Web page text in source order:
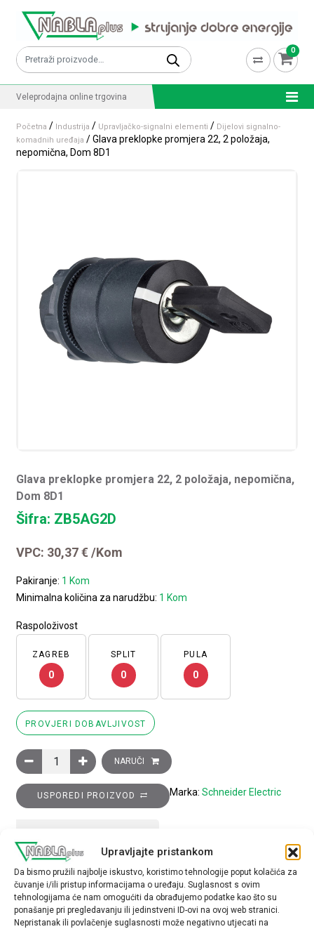
Upravljajte pristankom
Da bismo pružili najbolje iskustvo, koristimo tehnologije poput kolačića za
čuvanje i/ili pristup informacijama o uređaju. Suglasnost s ovim
tehnologijama će nam omogućiti da obrađujemo podatke kao što su
ponašanje pri pregledavanju ili jedinstveni ID-ovi na ovoj web stranici.
Nepristanak ili povlačenje suglasnosti može negativno utjecati na
Pretraži: 0
Veleprodajna online trgovina
Početna / Industrija / Upravljačko-signalni elementi / Dijelovi signalno-
komadnih uređaja / Glava preklopke promjera 22, 2 položaja,
nepomična, Dom 8D1
Glava preklopke promjera 22, 2 položaja, nepomična,
Dom 8D1
Šifra: ZB5AG2D
VPC: 30,37€ /Kom
Pakiranje: 1 Kom
Minimalna količina za narudžbu: 1 Kom
Raspoloživost
ZAGREB
0
SPLIT
0
PULA
0
PROVJERI DOBAVLJIVOST
Glava preklopke promjera 22, 2 položaja, nepomična, Dom
NARUČI
USPOREDI PROIZVOD Marka: Schneider Electric
Tip opreme
glava preklopke